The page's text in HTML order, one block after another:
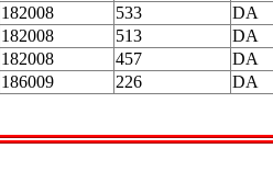
182008 533 DA
182008 513 DA
182008 457 DA
186009 226 DA